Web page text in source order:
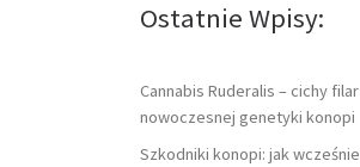
Ostatnie Wpisy:
Cannabis Ruderalis – cichy filar
nowoczesnej genetyki konopi
Szkodniki konopi: jak wcześnie